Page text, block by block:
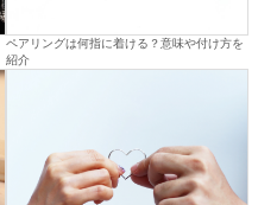
ペアリングは何指に着ける？意味や付け方を
紹介